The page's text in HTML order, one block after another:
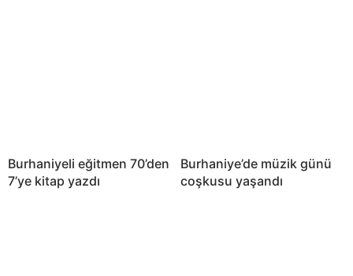
Burhaniyeli eğitmen 70’den
7’ye kitap yazdı
Burhaniye’de müzik günü
coşkusu yaşandı